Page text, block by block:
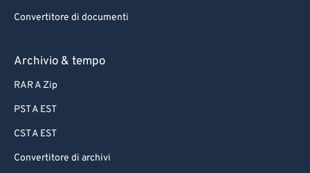
Convertitore di documenti
Archivio & tempo
RAR A Zip
PST A EST
CST A EST
Convertitore di archivi